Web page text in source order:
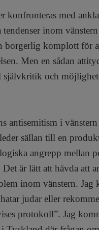
konfronteras med
tendenser inom
borgerlig komplott för
Men en sådan
självkritik och
antisemitism i
sällan till en
angrepp mellan
Det är lätt att hävda att
inom vänstern. Jag
judar eller
protokoll”. Jag